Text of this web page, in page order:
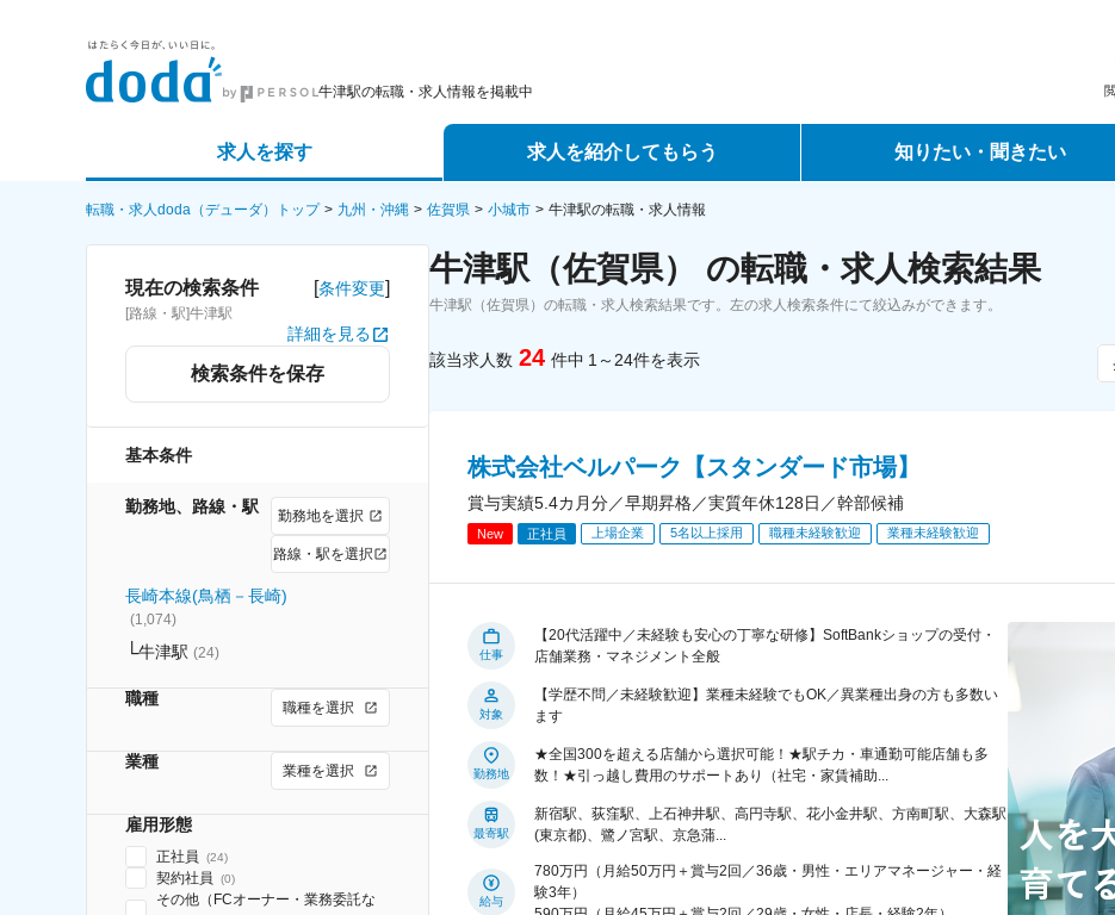
牛津駅の転職・求人情報を掲載中
求人を探す
詳細条件から探す
求人特集から探す
求人を紹介してもらう
エージェントサービス
スカウトサービス
知りたい・聞きたい
データで見る転職
転職・求人doda（デューダ）トップ 九州・沖縄 佐賀県 小城市 牛津駅の転職・求人情報
現在の検索条件 [条件変更]
[路線・駅]牛津駅
詳細を見る
検索条件を保存
基本条件
勤務地、路線・駅 勤務地を選択
路線・駅を選択
長崎本線(鳥栖－長崎)
(1,074)
牛津駅 (24)
職種 職種を選択
業種 業種を選択
雇用形態
正社員 (24)
契約社員 (0)
その他（FCオーナー・業務委託な
牛津駅（佐賀県） の転職・求人検索結果
牛津駅（佐賀県）の転職・求人検索結果です。左の求人検索条件にて絞込みができます。
該当求人数 24 件中 1～24件を表示
株式会社ベルパーク【スタンダード市場】
賞与実績5.4カ月分／早期昇格／実質年休128日／幹部候補
New 正社員 上場企業 5名以上採用 職種未経験歓迎 業種未経験歓迎
仕事
【20代活躍中／未経験も安心の丁寧な研修】SoftBankショップの受付・
店舗業務・マネジメント全般
対象
【学歴不問／未経験歓迎】業種未経験でもOK／異業種出身の方も多数い
ます
勤務地
★全国300を超える店舗から選択可能！★駅チカ・車通勤可能店舗も多
数！★引っ越し費用のサポートあり（社宅・家賃補助...
最寄駅
新宿駅、荻窪駅、上石神井駅、高円寺駅、花小金井駅、方南町駅、大森駅
(東京都)、鷺ノ宮駅、京急蒲...
給与
780万円（月給50万円＋賞与2回／36歳・男性・エリアマネージャー・経
験3年）